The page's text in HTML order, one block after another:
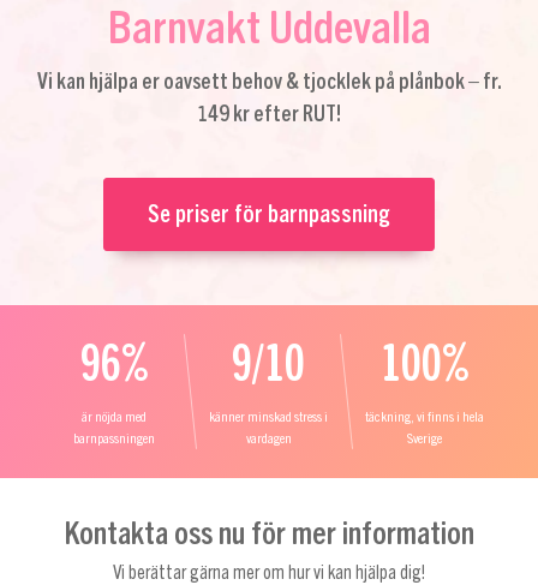
Barnvakt Uddevalla
Vi kan hjälpa er oavsett behov & tjocklek på plånbok – fr.
149 kr efter RUT!
Se priser för barnpassning
96%
är nöjda med
barnpassningen
9/10
känner minskad stress i
vardagen
100%
täckning, vi finns i hela
Sverige
Kontakta oss nu för mer information
Vi berättar gärna mer om hur vi kan hjälpa dig!